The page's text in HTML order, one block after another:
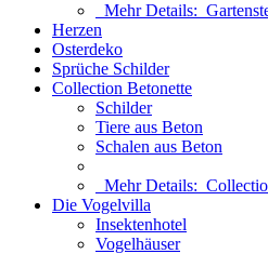
Mehr Details:
Herzen
Osterdeko
Sprüche Schilder
Collection Betonette
Schilder
Tiere aus Beton
Schalen aus Beton
Mehr Details:
Die Vogelvilla
Insektenhotel
Vogelhäuser